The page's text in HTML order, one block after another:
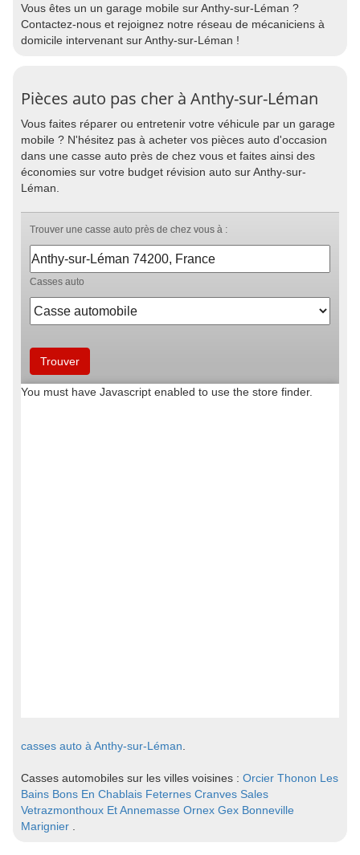
Vous êtes un un garage mobile sur Anthy-sur-Léman ?
Contactez-nous et rejoignez notre réseau de mécaniciens à
domicile intervenant sur Anthy-sur-Léman !
Pièces auto pas cher à Anthy-sur-Léman
Vous faites réparer ou entretenir votre véhicule par un garage
mobile ? N'hésitez pas à acheter vos pièces auto d'occasion
dans une casse auto près de chez vous et faites ainsi des
économies sur votre budget révision auto sur Anthy-sur-
Léman.
casses auto à Anthy-sur-Léman
Casses automobiles sur les villes voisines : Orcier Thonon Les
Bains Bons En Chablais Feternes Cranves Sales
Vetrazmonthoux Et Annemasse Ornex Gex Bonneville
Marignier